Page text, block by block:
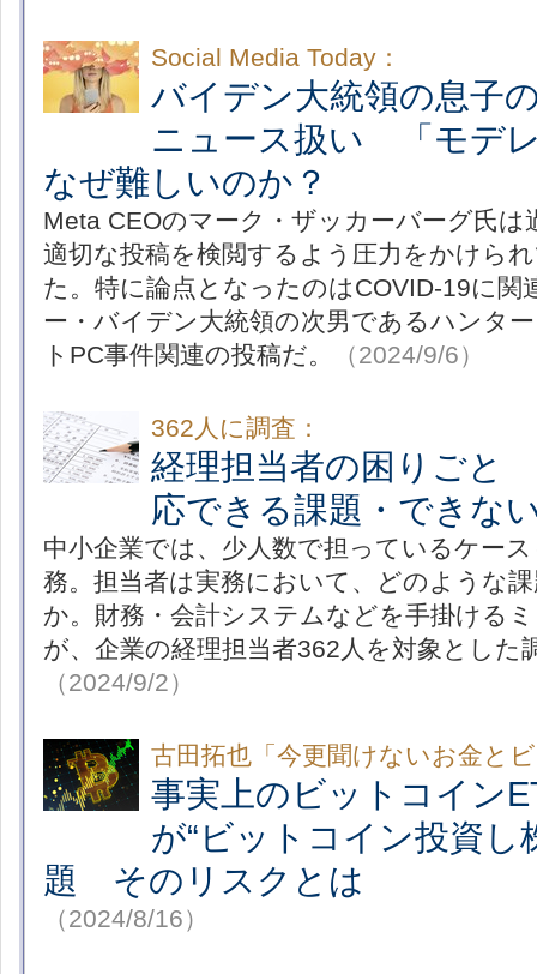
Social Media Today：
バイデン大統領の息子
ニュース扱い 「モデ
なぜ難しいのか？
Meta CEOのマーク・ザッカーバーグ氏は
適切な投稿を検閲するよう圧力をかけら
た。特に論点となったのはCOVID-19に関
ー・バイデン大統領の次男であるハンタ
トPC事件関連の投稿だ。
（2024/9/6）
362人に調査：
経理担当者の困りごと
応できる課題・できな
中小企業では、少人数で担っているケー
務。担当者は実務において、どのような
か。財務・会計システムなどを手掛ける
が、企業の経理担当者362人を対象とした
（2024/9/2）
古田拓也「今更聞けないお金と
事実上のビットコイン
が“ビットコイン投資し
題 そのリスクとは
（2024/8/16）